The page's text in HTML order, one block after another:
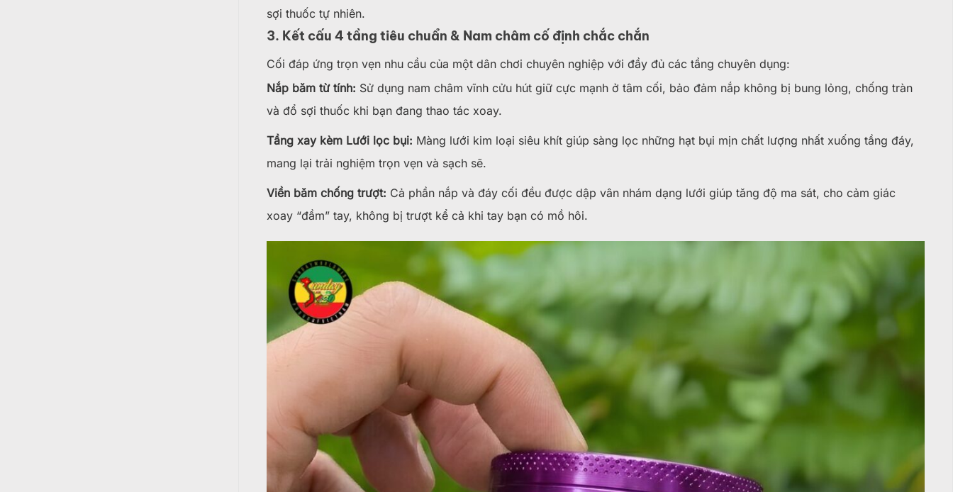
sợi thuốc tự nhiên.
3. Kết cấu 4 tầng tiêu chuẩn & Nam châm cố định chắc chắn
Cối đáp ứng trọn vẹn nhu cầu của một dân chơi chuyên nghiệp với đầy đủ các tầng chuyên dụng:
Nắp băm từ tính: Sử dụng nam châm vĩnh cửu hút giữ cực mạnh ở tâm cối, bảo đảm nắp không bị bung lỏng, chống tràn
và đổ sợi thuốc khi bạn đang thao tác xoay.
Tầng xay kèm Lưới lọc bụi: Màng lưới kim loại siêu khít giúp sàng lọc những hạt bụi mịn chất lượng nhất xuống tầng đáy,
mang lại trải nghiệm trọn vẹn và sạch sẽ.
Viền băm chống trượt: Cả phần nắp và đáy cối đều được dập vân nhám dạng lưới giúp tăng độ ma sát, cho cảm giác
xoay “đầm” tay, không bị trượt kể cả khi tay bạn có mồ hôi.